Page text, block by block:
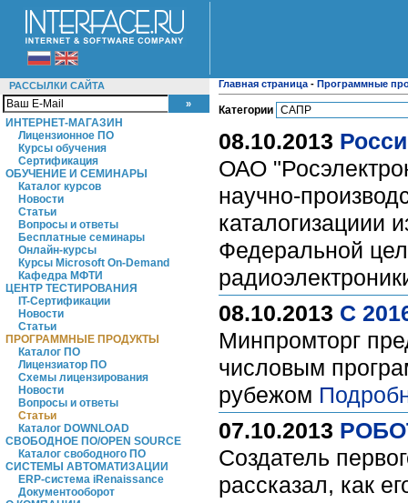
РАССЫЛКИ САЙТА
ИНТЕРНЕТ-МАГАЗИН
Лицензионное ПО
Курсы обучения
Сертификация
ОБУЧЕНИЕ И СЕМИНАРЫ
Каталог курсов
Новости
Статьи
Вопросы и ответы
Бесплатные семинары
Онлайн-курсы
Курсы Microsoft On-Demand
Кафедра МФТИ
ЦЕНТР ТЕСТИРОВАНИЯ
IT-Сертификации
Новости
Статьи
ПРОГРАММНЫЕ ПРОДУКТЫ
Каталог ПО
Лицензиатор ПО
Схемы лицензирования
Новости
Вопросы и ответы
Статьи
Каталог DOWNLOAD
СВОБОДНОЕ ПО/OPEN SOURCE
Каталог свободного ПО
СИСТЕМЫ АВТОМАТИЗАЦИИ
ERP-система iRenaissance
Документооборот
Главная страница - Программные
Категории
08.10.2013
ОАО
научно-
каталогизациии
Федеральной
08.10.2013 С
Минпромторг
числовым
рубежом
07.10.2013
Создатель
рассказал, как